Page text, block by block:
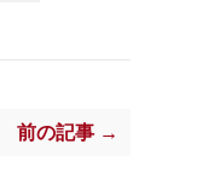
前の記事 →